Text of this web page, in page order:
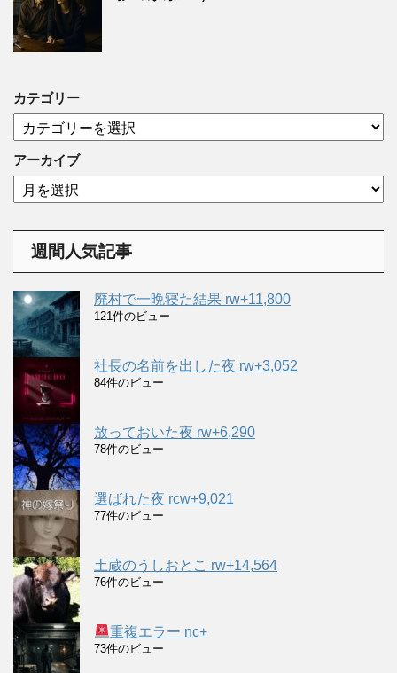
カテゴリー
テ
ゴ
リ
ー
アーカイブ
ア
ー
週間人気記事
廃村で一晩寝た結果 rw+11,800
121件のビュー
社長の名前を出した夜 rw+3,052
84件のビュー
放っておいた夜 rw+6,290
78件のビュー
選ばれた夜 rcw+9,021
77件のビュー
土蔵のうしおとこ rw+14,564
76件のビュー
重複エラー nc+
73件のビュー